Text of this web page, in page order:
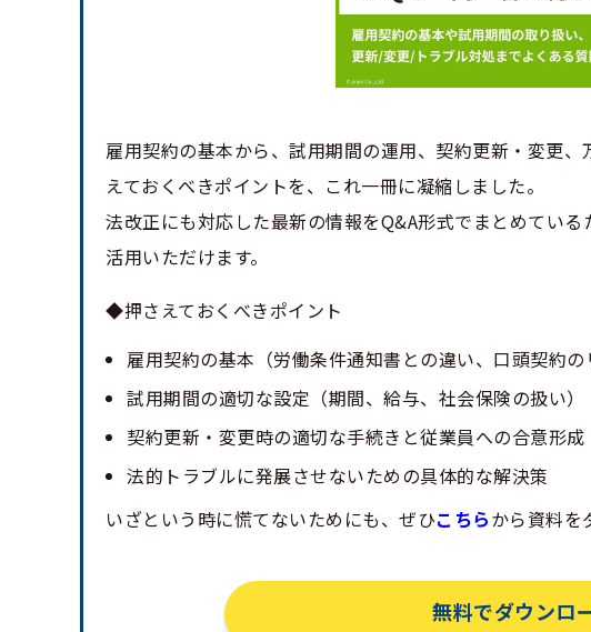
雇用契約の基本から、試用期間の運用、契約更新・変更
えておくべきポイントを、これ一冊に凝縮しました。
法改正にも対応した最新の情報をQ&A形式でまとめてい
活用いただけます。
◆押さえておくべきポイント
雇用契約の基本（労働条件通知書との違い、口頭契約の
試用期間の適切な設定（期間、給与、社会保険の扱い）
契約更新・変更時の適切な手続きと従業員への合意形成
法的トラブルに発展させないための具体的な解決策
いざという時に慌てないためにも、ぜひこちらから資料を
無料でダウンロ